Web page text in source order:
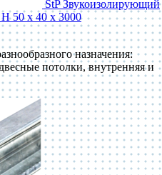
StP Звукоизолирующий
50 x 40 x 3000
назначения:
потолки, внутренняя и